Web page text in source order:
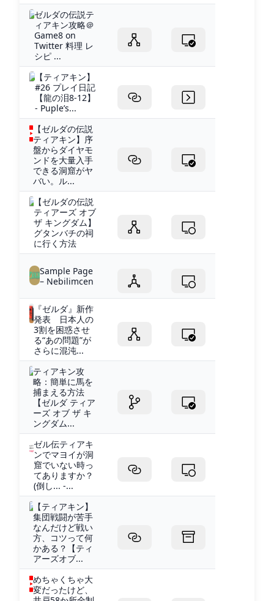
ゼルダの伝説テ
ィアキン攻略＠
Game8 on
Twitter 料理 レ
シピ ...
【ティアキン】
#26 プレイ日記
【龍の泪8-12】
- Puple’s...
【ゼルダの伝説
ティアキン】序
盤からダイヤモ
ンドを大量入手
できる洞窟がヤ
バい。ル...
【ゼルダの伝説
ティアーズ オブ
ザ キングダム】
グタンバチの祠
に行く方法
Sample Page
– Nebilimcen
『ゼルダ』新作
発表 日本人の
3割を困惑させ
る“あの問題”が
さらに混沌...
ティアキン攻
略：簡単に馬を
捕まえる方法
【ゼルダ ティア
ーズ オブ ザ キ
ングダム...
ゼル伝ティアキ
ンでマヨイが洞
窟でいない時っ
てありますか？
(倒し... -...
【ティアキン】
集団戦闘が苦手
なんだけど戦い
方、コツって何
かある？【ティ
アーズオブ...
めちゃくちゃ大
変だったけど、